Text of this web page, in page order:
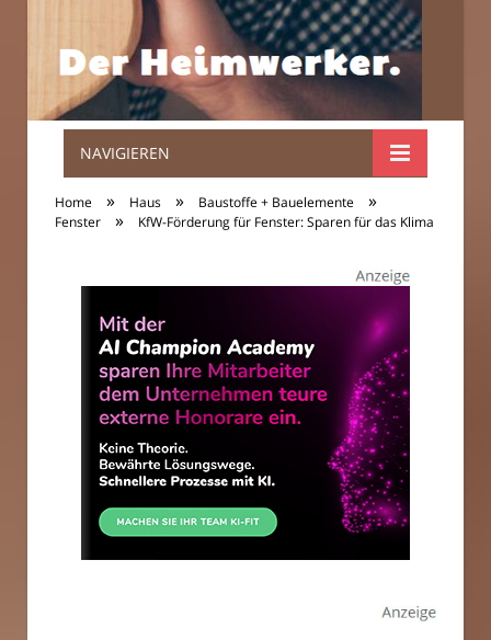
Der
Heimwerker.
NAVIGIEREN
Home » Haus » Baustoffe + Bauelemente »
Fenster » KfW-Förderung für Fenster: Sparen für das Klima